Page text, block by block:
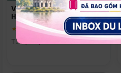
Vinpearl Resort & Golf Nam
Hội An
★ 5.0
Từ